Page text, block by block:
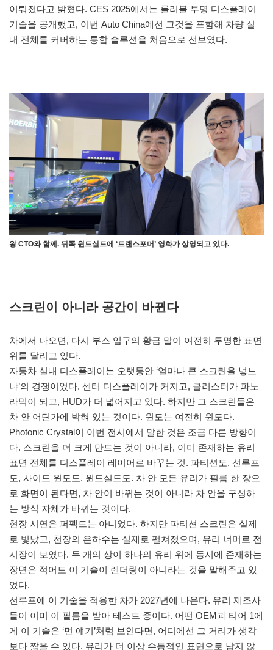
이뤄졌다고 밝혔다. CES 2025에서는 롤러블 투명 디스플레이
기술을 공개했고, 이번 Auto China에선 그것을 포함해 차량 실
내 전체를 커버하는 통합 솔루션을 처음으로 선보였다.
왕 CTO와 함께. 뒤쪽 윈드실드에 ‘트랜스포머’ 영화가 상영되고 있다.
스크린이 아니라 공간이 바뀐다
차에서 나오면, 다시 부스 입구의 황금 말이 여전히 투명한 표면
위를 달리고 있다.
자동차 실내 디스플레이는 오랫동안 ‘얼마나 큰 스크린을 넣느
냐’의 경쟁이었다. 센터 디스플레이가 커지고, 클러스터가 파노
라믹이 되고, HUD가 더 넓어지고 있다. 하지만 그 스크린들은
차 안 어딘가에 박혀 있는 것이다. 윈도는 여전히 윈도다.
Photonic Crystal이 이번 전시에서 말한 것은 조금 다른 방향이
다. 스크린을 더 크게 만드는 것이 아니라, 이미 존재하는 유리
표면 전체를 디스플레이 레이어로 바꾸는 것. 파티션도, 선루프
도, 사이드 윈도도, 윈드실드도. 차 안 모든 유리가 필름 한 장으
로 화면이 된다면, 차 안이 바뀌는 것이 아니라 차 안을 구성하
는 방식 자체가 바뀌는 것이다.
현장 시연은 퍼펙트는 아니었다. 하지만 파티션 스크린은 실제
로 빛났고, 천장의 은하수는 실제로 펼쳐졌으며, 유리 너머로 전
시장이 보였다. 두 개의 상이 하나의 유리 위에 동시에 존재하는
장면은 적어도 이 기술이 렌더링이 아니라는 것을 말해주고 있
었다.
선루프에 이 기술을 적용한 차가 2027년에 나온다. 유리 제조사
들이 이미 이 필름을 받아 테스트 중이다. 어떤 OEM과 티어 1에
게 이 기술은 ‘먼 얘기’처럼 보인다면, 어디에선 그 거리가 생각
보다 짧을 수 있다. 유리가 더 이상 수동적인 표면으로 남지 않